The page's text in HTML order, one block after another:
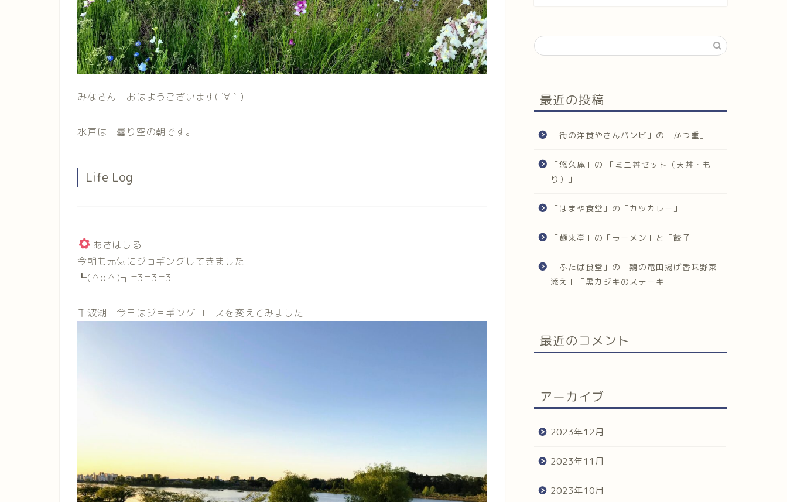
みなさん おはようございます( ´∀｀)
水戸は 曇り空の朝です。
Life Log
あさはしる
今朝も元気にジョギングしてきました
┗(＾o＾)┓=3=3=3
千波湖 今日はジョギングコースを変えてみました
最近の投稿
「街の洋食やさんバンビ」の「かつ重」
「悠久庵」の 「ミニ丼セット（天丼・も
り）」
「はまや食堂」の「カツカレー」
「麺来亭」の「ラーメン」と「餃子」
「ふたば食堂」の「鶏の竜田揚げ香味野菜
添え」「黒カジキのステーキ」
最近のコメント
アーカイブ
2023年12月
2023年11月
2023年10月